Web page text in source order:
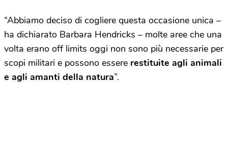
“Abbiamo deciso di cogliere questa occasione unica –
ha dichiarato Barbara Hendricks – molte aree che una
volta erano off limits oggi non sono più necessarie per
scopi militari e possono essere restituite agli animali
e agli amanti della natura”.